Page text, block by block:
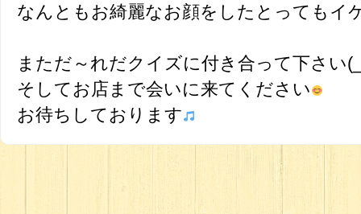
なんともお綺麗なお顔をしたとってもイ
まただ～れだクイズに付き合って下さい
そしてお店まで会いに来てください
お待ちしております